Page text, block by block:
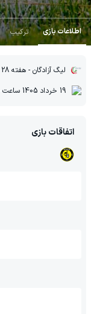
اطلاعات بازی ترکیب
لیگ آزادگان - هفته 28
19 خرداد 1405
ساعت
اتفاقات بازی